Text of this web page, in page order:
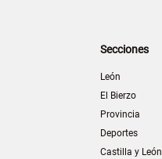
Secciones
León
El Bierzo
Provincia
Deportes
Castilla y León